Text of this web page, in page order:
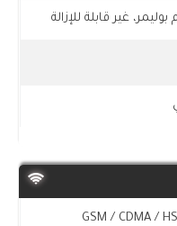
GSM / CDMA /